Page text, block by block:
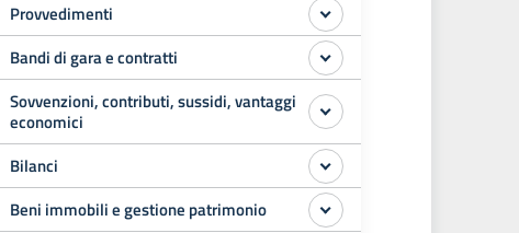
Provvedimenti
Bandi di gara e contratti
Sovvenzioni, contributi, sussidi, vantaggi
economici
Bilanci
Beni immobili e gestione patrimonio